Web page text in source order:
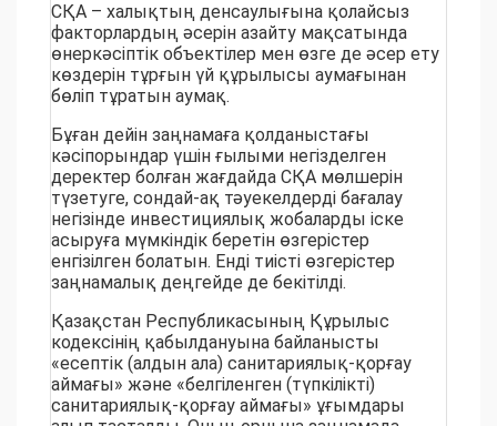
СҚА – халықтың денсаулығына қолайсыз
факторлардың әсерін азайту мақсатында
өнеркәсіптік объектілер мен өзге де әсер ету
көздерін тұрғын үй құрылысы аумағынан
бөліп тұратын аумақ.
Бұған дейін заңнамаға қолданыстағы
кәсіпорындар үшін ғылыми негізделген
деректер болған жағдайда СҚА мөлшерін
түзетуге, сондай-ақ тәуекелдерді бағалау
негізінде инвестициялық жобаларды іске
асыруға мүмкіндік беретін өзгерістер
енгізілген болатын. Енді тиісті өзгерістер
заңнамалық деңгейде де бекітілді.
Қазақстан Республикасының Құрылыс
кодексінің қабылдануына байланысты
«есептік (алдын ала) санитариялық-қорғау
аймағы» және «белгіленген (түпкілікті)
санитариялық-қорғау аймағы» ұғымдары